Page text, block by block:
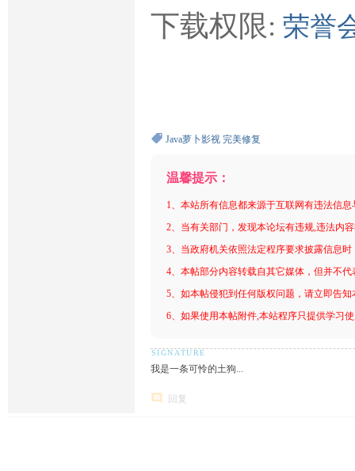
下载权限: 荣誉
Java萝卜影视 完美修复
温馨提示：
1、本站所有信息都来源于互联网有违法信
2、当有关部门，发现本论坛有违规,违法内
3、当政府机关依照法定程序要求披露信息
4、本帖部分内容转载自其它媒体，但并不
5、如本帖侵犯到任何版权问题，请立即告
6、如果使用本帖附件,本站程序只提供学习
我是一条可怜的土狗...
回复